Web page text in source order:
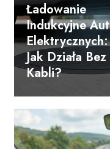
Ładowanie
Indukcyjne Aut
Elektrycznych:
Jak Działa Bez
Kabli?